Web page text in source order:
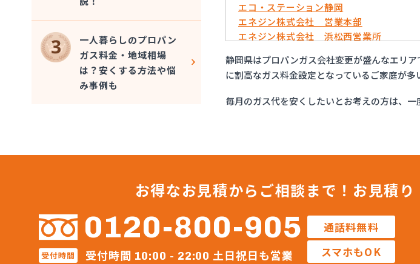
エコ・ステーション静岡
エネジン株式会社 営業本部
エネジン株式会社 浜松西営業所
エネジン株式会社 新居営業所
エネジン株式会社 静岡支店 直販事業所
エネジン株式会社 藤枝営業所
エネジン株式会社 富士営業所
ガスウェーブ株式会社
ガスコミュニティ浜松株式会社
ガスコミュニティ浜松株式会社 袋井LPG
ガステックサービス株式会社 湖東営業所
ガステックサービス株式会社 細江営業所
ガステックサービス株式会社 南遠営業所
静岡県はプロパンガス会社変更が盛んなエリ
に割高なガス料金設定となっているご家庭が多
毎月のガス代を安くしたいとお考えの方は、一
一人暮らしのプロパン
ガス料金・地域相場
は？安くする方法や悩
み事例も
お得なお見積からご相談まで！ お見積
0120-800-905
受付時間 受付時間 10:00 - 22:00 土日祝日も営業
通話料無料
スマホもOK